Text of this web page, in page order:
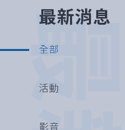
最新消息
全部
活動